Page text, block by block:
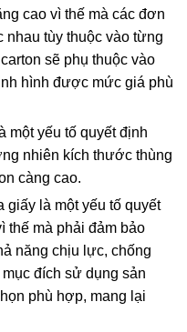
cao vì thế mà các đơn
nhau tùy thuộc vào từng
sẽ phụ thuộc vào
hình được mức giá phù
một yếu tố quyết định
nhiên kích thước thùng
càng cao.
giấy là một yếu tố quyết
thế mà phải đảm bảo
năng chịu lực, chống
đích sử dụng sản
phù hợp, mang lại